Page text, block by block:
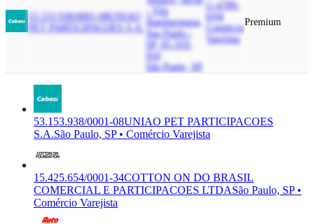
53.153.938/0001-08UNIAO
PET PARTICIPACOES S.A.
- Vila
Hamburguesa,
Sao Paulo -
SP, 05.319-
010
São Paulo, SP
G-4789-
0/04
Comércio
Varejista
Premium
53.153.938/0001-08UNIAO PET PARTICIPACOES
S.A.São Paulo, SP • Comércio Varejista
15.425.654/0001-34COTTON ON DO BRASIL
COMERCIAL E PARTICIPACOES LTDASão Paulo, SP •
Comércio Varejista